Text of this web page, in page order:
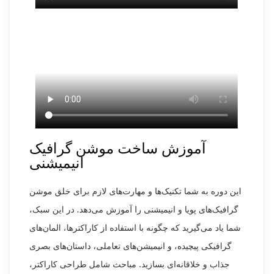
آموزش ساخت موشن گرافیک
انیمیشنی
این دوره به شما تکنیک‌ها و مهارت‌های لازم برای خلق موشن
گرافیک‌های پویا و انیمیشنی را آموزش می‌دهد. در این سبک،
شما یاد می‌گیرید که چگونه با استفاده از کاراکترها، المان‌های
گرافیکی پیچیده، و انیمیشن‌های تعاملی، داستان‌های بصری
جذاب و خلاقانه‌ای بسازید. مباحث شامل طراحی کاراکتر،